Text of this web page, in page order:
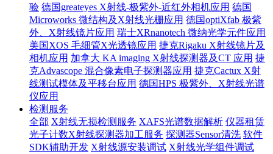
验 德国greateyes X射线-极紫外-近红外相机应用 德国
Microworks 微结构及X射线光栅应用 德国optiXfab 极紫
外、X射线镜片应用 瑞士XRnanotech 微纳光学元件应用
美国XOS 毛细管X光透镜应用 捷克Rigaku X射线镜片及
相机应用 加拿大 KA imaging X射线探测器及CT 应用 捷
克Advascope 混合像素电子探测器应用 捷克Cactux X射
线测试模体及平移台应用 德国HPS 极紫外、X射线光谱
仪应用
检测服务
全部 X射线无损检测服务 XAFS光谱数据解析 仪器租赁
光子计数X射线探测器加工服务 探测器Sensor清洗 软件
SDK辅助开发 X射线源安装调试 X射线光学组件调试